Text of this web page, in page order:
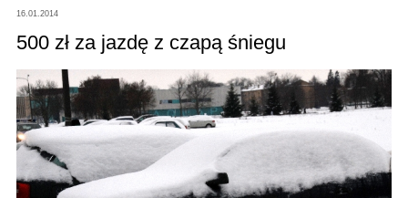
16.01.2014
500 zł za jazdę z czapą śniegu